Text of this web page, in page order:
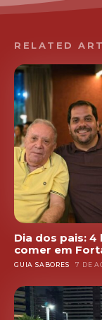
RELATED
Dia dos pais:
comer em
GUIA SABORES 7 DE